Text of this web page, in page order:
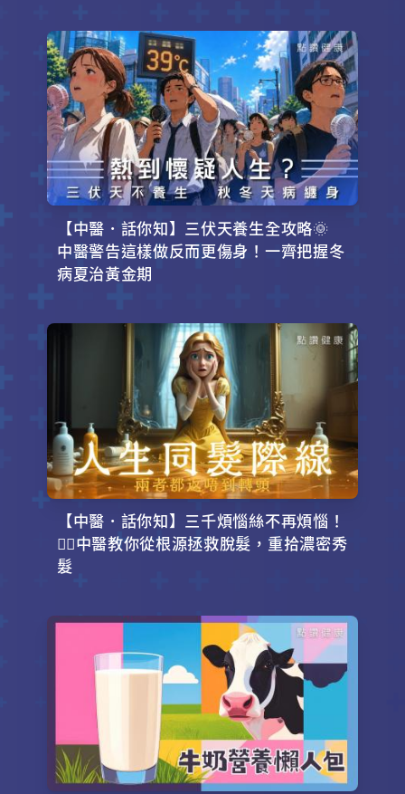
【中醫．話你知】三伏天養生全攻略🌞
中醫警告這樣做反而更傷身！一齊把握冬
病夏治黃金期
【中醫．話你知】三千煩惱絲不再煩惱！
💇‍♂️中醫教你從根源拯救脫髮，重拾濃密秀
髮